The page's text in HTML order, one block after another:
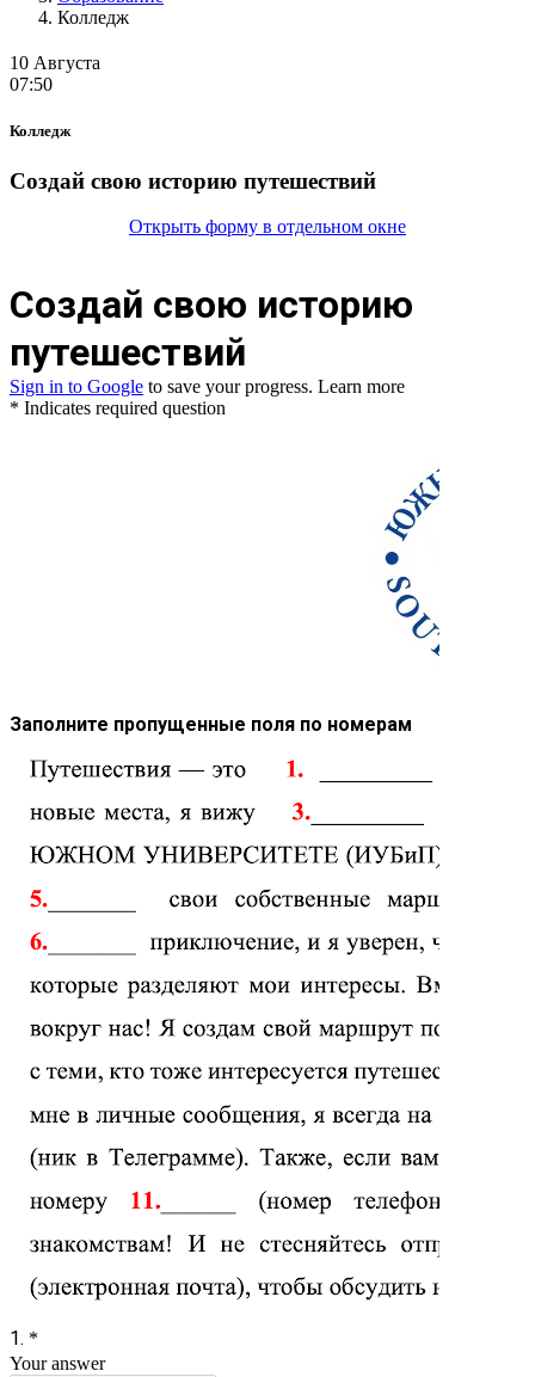
Колледж
10 Августа
07:50
Колледж
Создай свою историю путешествий
Открыть форму в отдельном окне